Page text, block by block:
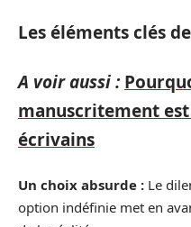
Les éléments clés
A voir aussi :
manuscritement
écrivains
Un choix absurde : Le
option indéfinie met en